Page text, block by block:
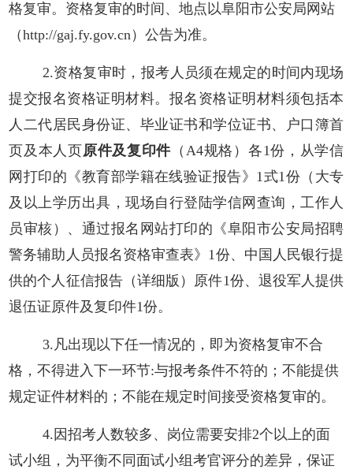
格复审。资格复审的时间、地点以阜阳市公安局网站
（http://gaj.fy.gov.cn）公告为准。
2.资格复审时，报考人员须在规定的时间内现场
提交报名资格证明材料。报名资格证明材料须包括本
人二代居民身份证、毕业证书和学位证书、户口簿首
页及本人页原件及复印件 （ A4规格）各1份，从学信
网打印的《教育部学籍在线验证报告》1式1份（ 大专
及以上学历出具，现场自行登陆学信网查询，工作人
员审核）、通过报名网站打印的《阜阳市公安局招聘
警务辅助人员报名资格审查表》 1份、中国人民银行提
供的个人征信报告（详细版）原件1份、 退役军人提供
退伍证原件及复印件1份。
3.凡出现以下任一情况的，即为资格复审不合
格，不得进入下一环节:与报考条件不符的；不能提供
规定证件材料的；不能在规定时间接受资格复审的。
4.因招考人数较多、岗位需要安排2个以上的面
试小组，为平衡不同面试小组考官评分的差异，保证